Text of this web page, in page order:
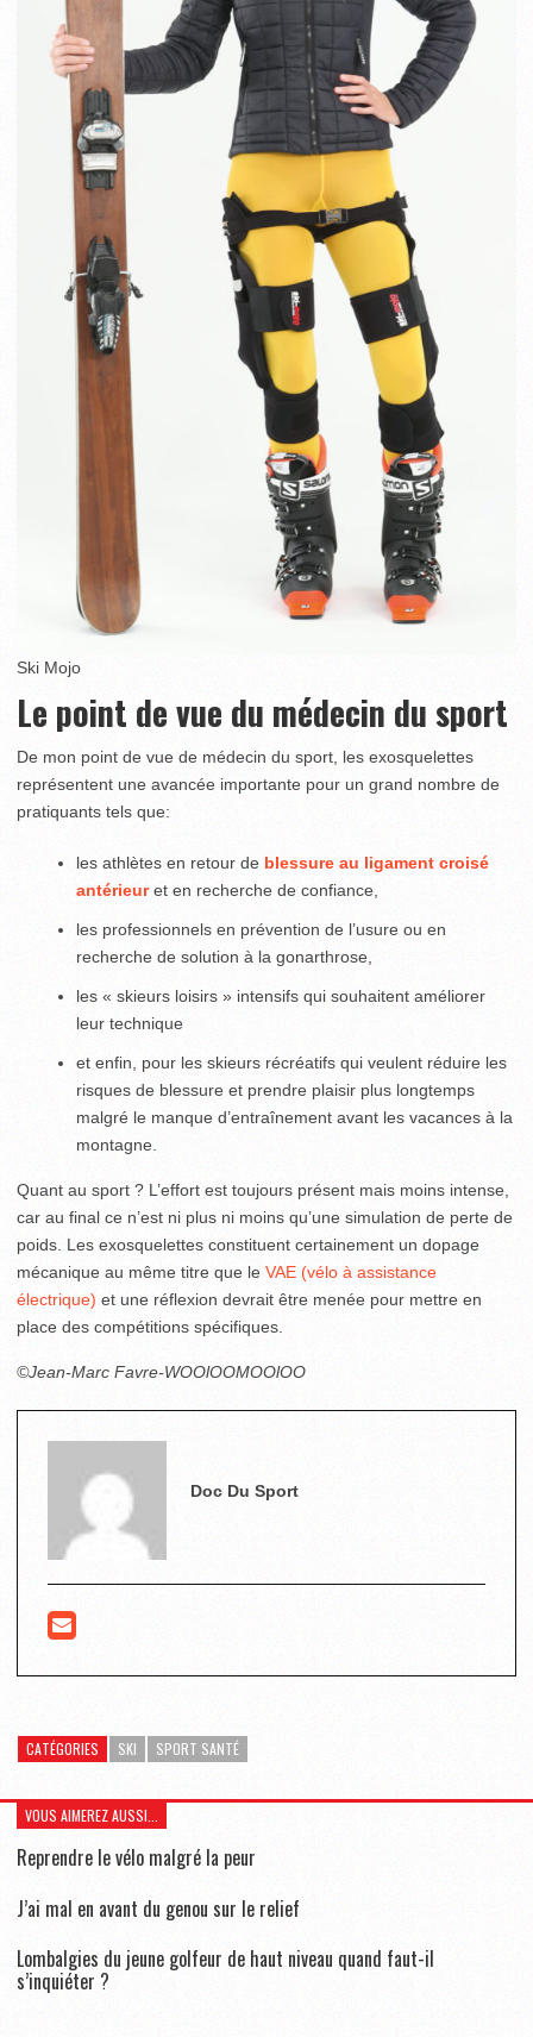
Ski Mojo
Le point de vue du médecin du sport
De mon point de vue de médecin du sport, les exosquelettes
représentent une avancée importante pour un grand nombre de
pratiquants tels que:
les athlètes en retour de blessure au ligament croisé
antérieuret en recherche de confiance,
les professionnels en prévention de l’usure ou en
recherche de solution à la gonarthrose,
les « skieurs loisirs » intensifs qui souhaitent améliorer
leur technique
et enfin, pour les skieurs récréatifs qui veulent réduire les
risques de blessure et prendre plaisir plus longtemps
malgré le manque d’entraînement avant les vacances à la
montagne.
Quant au sport ? L’effort est toujours présent mais moins intense,
car au final ce n’est ni plus ni moins qu’une simulation de perte de
poids. Les exosquelettes constituent certainement un dopage
mécanique au même titre que le VAE (vélo à assistance
électrique) et une réflexion devrait être menée pour mettre en
place des compétitions spécifiques.
©Jean-Marc Favre-WOOlOOMOOlOO
Doc Du Sport
CATÉGORIES SKI SPORT SANTÉ
VOUS AIMEREZ AUSSI...
Reprendre le vélo malgré la peur
J’ai mal en avant du genou sur le relief
Lombalgies du jeune golfeur de haut niveau quand faut-il
s’inquiéter ?